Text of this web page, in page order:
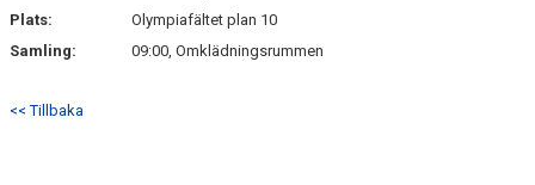
Plats:
Olympiafältet plan 10
Samling:
09:00, Omklädningsrummen
<< Tillbaka